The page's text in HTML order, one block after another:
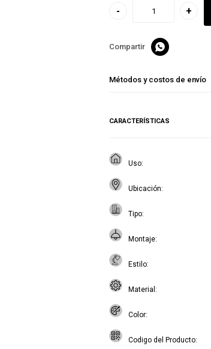
- +

Métodos y costos de envío
CARACTERÍSTICAS
Uso
Ubicación
Tipo
Montaje
Estilo
Material
Color
Codigo del Producto